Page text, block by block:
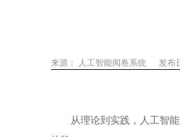
来源： 人工智能阅卷系统 发布
从理论到实践，人工智能